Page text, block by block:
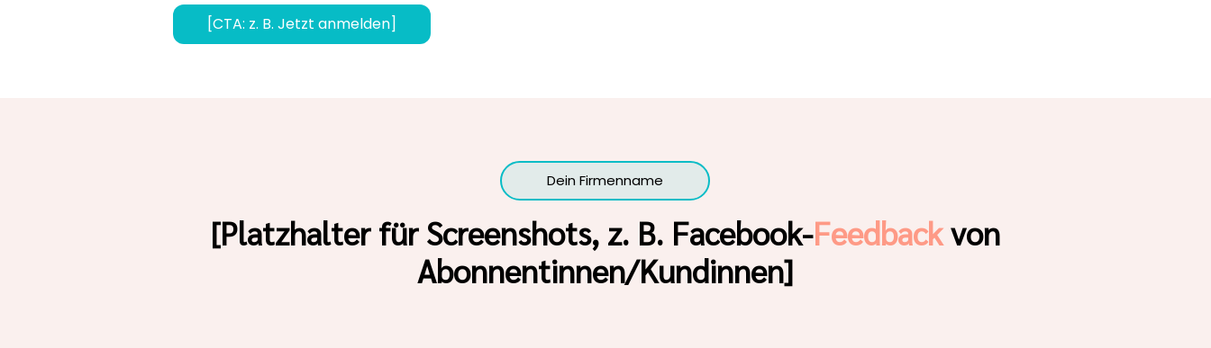
[CTA: z. B. Jetzt anmelden]
Dein Firmenname
[Platzhalter für Screenshots, z. B. Facebook-Feedbackvon
Abonnentinnen/Kundinnen]